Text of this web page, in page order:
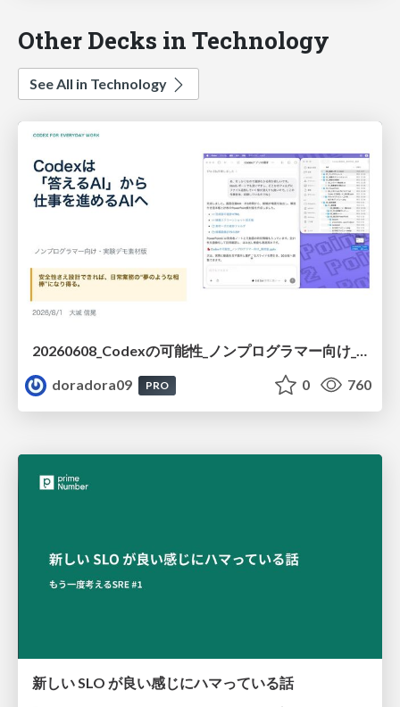
Other Decks in Technology
See All in Technology
doradora09
PRO 0 760
新しい SLO が良い感じにハマっている話